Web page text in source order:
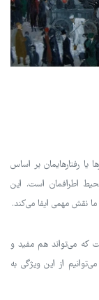
یا رفتارهایمان بر اساس
اطرافمان است. این
نقش مهمی ایفا می‌کند.
که می‌تواند هم مفید و
از این ویژگی به